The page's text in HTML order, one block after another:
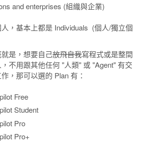
and enterprises (組織與企業)
，基本上都是 Individuals (個人/獨立個
是，想要自己放飛自我寫程式或是整間
不用跟其他任何 "人類" 或 "Agent" 有交
，那可以選的 Plan 有：
Free
Student
Pro
Pro+